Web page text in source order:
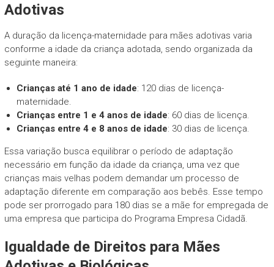
Adotivas
A duração da licença-maternidade para mães adotivas varia
conforme a idade da criança adotada, sendo organizada da
seguinte maneira:
Crianças até 1 ano de idade: 120 dias de licença-
maternidade.
Crianças entre 1 e 4 anos de idade: 60 dias de licença.
Crianças entre 4 e 8 anos de idade: 30 dias de licença.
Essa variação busca equilibrar o período de adaptação
necessário em função da idade da criança, uma vez que
crianças mais velhas podem demandar um processo de
adaptação diferente em comparação aos bebês. Esse tempo
pode ser prorrogado para 180 dias se a mãe for empregada de
uma empresa que participa do Programa Empresa Cidadã.
Igualdade de Direitos para Mães